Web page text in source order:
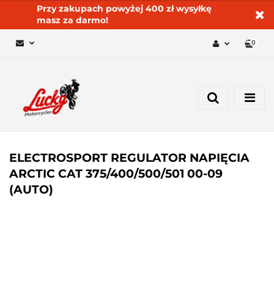
Przy zakupach powyżej 400 zł wysyłkę
masz za darmo!
Dodaj zgłoszenie
0
ELECTROSPORT REGULATOR NAPIĘCIA
ARCTIC CAT 375/400/500/501 00-09
(AUTO)